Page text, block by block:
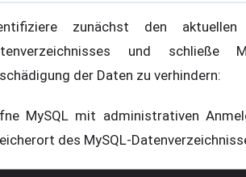
zunächst den
und schließe
der Daten zu verhindern:
MySQL mit administrativen
des MySQL-